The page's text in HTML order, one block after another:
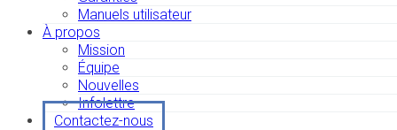
Manuels utilisateur
À propos
Mission
Équipe
Nouvelles
Infolettre
Contactez-nous